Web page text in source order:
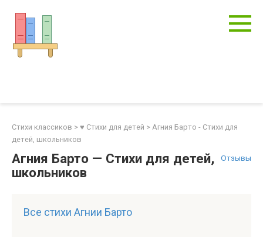
контенту
Стихи классиков > ♥ Стихи для детей > Агния Барто - Стихи для
детей, школьников
Отзывы
Агния Барто — Стихи для детей,
школьников
Все стихи Агнии Барто